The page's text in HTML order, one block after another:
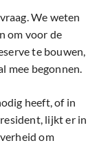
We weten
om voor de
te bouwen,
mee begonnen.
heeft, of in
lijkt er in
om